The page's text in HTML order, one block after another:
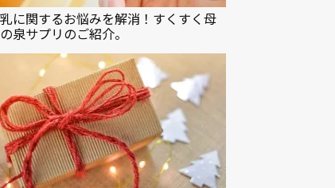
に関するお悩みを解消！すくすく母
泉サプリのご紹介。